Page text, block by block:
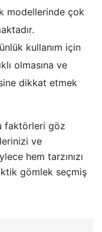
modellerinde çok
kullanım için
olmasına ve
dikkat etmek
faktörleri göz
ve
hem tarzınızı
gömlek seçmiş